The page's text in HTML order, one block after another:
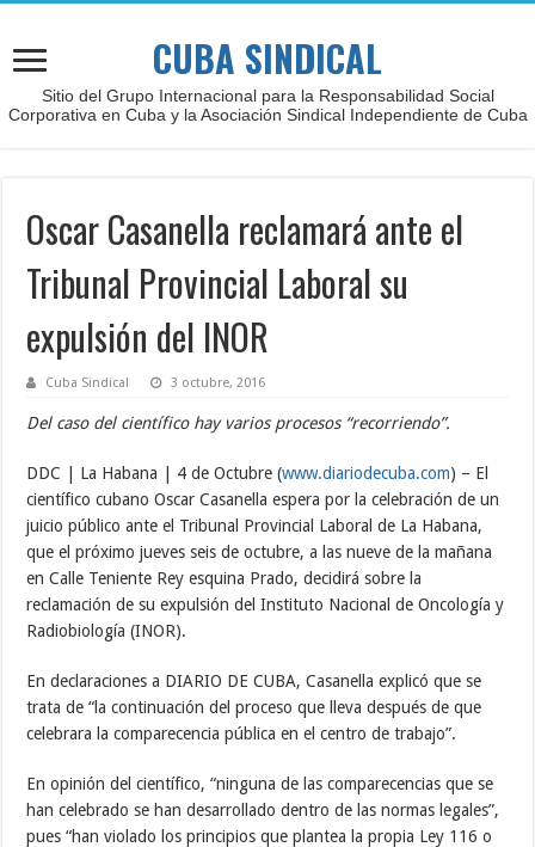
CUBA SINDICAL
Sitio del Grupo Internacional para la Responsabilidad Social
Corporativa en Cuba y la Asociación Sindical Independiente de Cuba
Oscar Casanella reclamará ante el
Tribunal Provincial Laboral su
expulsión del INOR
Cuba Sindical 3 octubre, 2016
Del caso del científico hay varios procesos “recorriendo”.
DDC | La Habana | 4 de Octubre (www.diariodecuba.com) – El
científico cubano Oscar Casanella espera por la celebración de un
juicio público ante el Tribunal Provincial Laboral de La Habana,
que el próximo jueves seis de octubre, a las nueve de la mañana
en Calle Teniente Rey esquina Prado, decidirá sobre la
reclamación de su expulsión del Instituto Nacional de Oncología y
Radiobiología (INOR).
En declaraciones a DIARIO DE CUBA, Casanella explicó que se
trata de “la continuación del proceso que lleva después de que
celebrara la comparecencia pública en el centro de trabajo”.
En opinión del científico, “ninguna de las comparecencias que se
han celebrado se han desarrollado dentro de las normas legales”,
pues “han violado los principios que plantea la propia Ley 116 o